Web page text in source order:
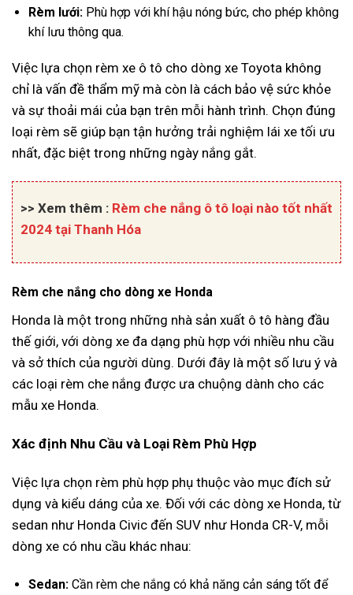
Rèm lưới:Phù hợp với khí hậu nóng bức, cho phép không
khí lưu thông qua.
Việc lựa chọn rèm xe ô tô cho dòng xe Toyota không
chỉ là vấn đề thẩm mỹ mà còn là cách bảo vệ sức khỏe
và sự thoải mái của bạn trên mỗi hành trình. Chọn đúng
loại rèm sẽ giúp bạn tận hưởng trải nghiệm lái xe tối ưu
nhất, đặc biệt trong những ngày nắng gắt.
>> Xem thêm : Rèm che nắng ô tô loại nào tốt nhất
2024 tại Thanh Hóa
Rèm che nắng cho dòng xe Honda
Honda là một trong những nhà sản xuất ô tô hàng đầu
thế giới, với dòng xe đa dạng phù hợp với nhiều nhu cầu
và sở thích của người dùng. Dưới đây là một số lưu ý và
các loại rèm che nắng được ưa chuộng dành cho các
mẫu xe Honda.
Xác định Nhu Cầu và Loại Rèm Phù Hợp
Việc lựa chọn rèm phù hợp phụ thuộc vào mục đích sử
dụng và kiểu dáng của xe. Đối với các dòng xe Honda, từ
sedan như Honda Civic đến SUV như Honda CR-V, mỗi
dòng xe có nhu cầu khác nhau:
Sedan:Cần rèm che nắng có khả năng cản sáng tốt để